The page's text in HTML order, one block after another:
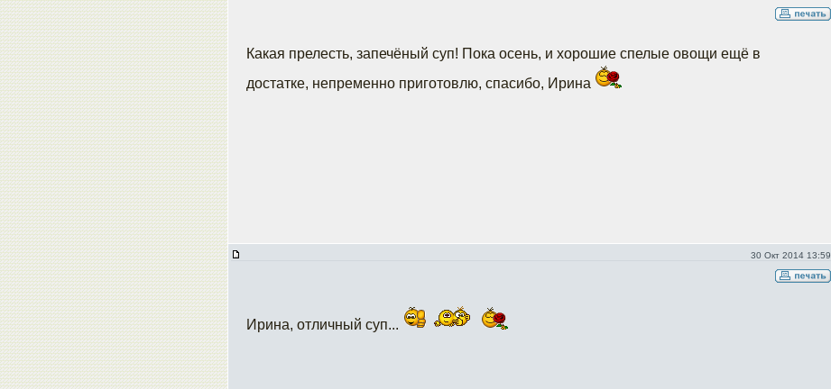
Какая прелесть, запечёный суп! Пока осень, и хорошие спелые овощи ещё в
достатке, непременно приготовлю, спасибо, Ирина
30 Окт 2014 13:59
Ирина, отличный суп...